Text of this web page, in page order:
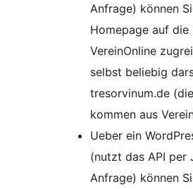
Anfrage) können
Homepage auf die
VereinOnline
selbst beliebig
tresorvinum.de
kommen aus
Ueber ein
(nutzt das API per
Anfrage) können